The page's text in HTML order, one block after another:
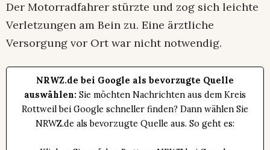
Der Motorradfahrer stürzte und zog sich leichte
Verletzungen am Bein zu. Eine ärztliche
Versorgung vor Ort war nicht notwendig.
NRWZ.de bei Google als bevorzugte Quelle
auswählen: Sie möchten Nachrichten aus dem Kreis
Rottweil bei Google schneller finden? Dann wählen Sie
NRWZ.de als bevorzugte Quelle aus. So geht es: